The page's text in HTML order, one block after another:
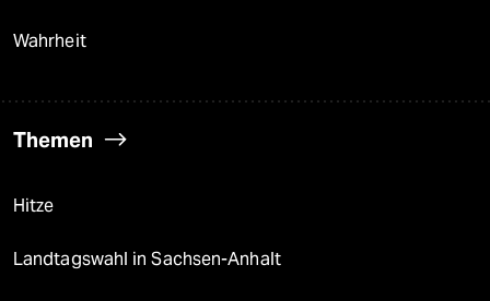
Wahrheit
Themen
Hitze
Landtagswahl in Sachsen-Anhalt